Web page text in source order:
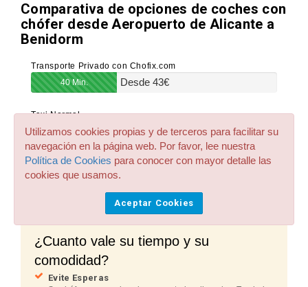
Comparativa de opciones de coches con
chófer desde Aeropuerto de Alicante a
Benidorm
Transporte Privado con Chofix.com
Desde43€
40 Min.
Taxi Normal
Desde67€
50 Min. + espera en cola
Bus Público
1h y 10 Min. + caminata a destino
¿Cuanto vale su tiempo y su
comodidad?
Evite Esperas
Utilizamos cookies propias y de terceros para facilitar su
navegación en la página web. Por favor, lee nuestra
Política de Cookies para conocer con mayor detalle las
cookies que usamos.
Aceptar Cookies